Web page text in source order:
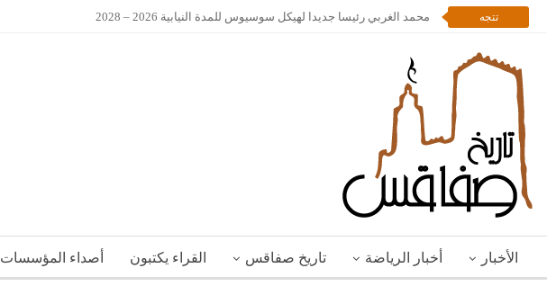
تتجه محمد الغربي رئيسا جديدا لهيكل سوسيوس للمدة النيابية 2026 – 2028
الأخبار أخبار الرياضة تاريخ صفاقس القراء يكتبون أصداء المؤسسات